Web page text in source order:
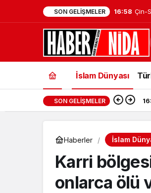
SON GELIŞMELER 16:58 Çin-
İslam Dünyası
SON GELIŞMELER
Haberler İslam
Karri
onlarca ölü